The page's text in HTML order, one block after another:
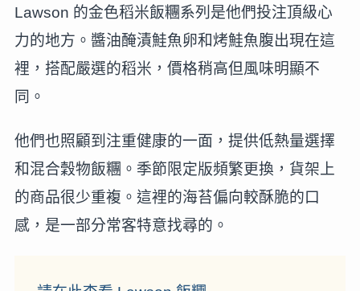
Lawson 的金色稻米飯糰系列是他們投注頂級心
力的地方。醬油醃漬鮭魚卵和烤鮭魚腹出現在這
裡，搭配嚴選的稻米，價格稍高但風味明顯不
同。
他們也照顧到注重健康的一面，提供低熱量選擇
和混合穀物飯糰。季節限定版頻繁更換，貨架上
的商品很少重複。這裡的海苔偏向較酥脆的口
感，是一部分常客特意找尋的。